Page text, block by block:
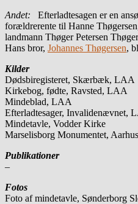
Andet: Efterladtesagen er en
forældrerente til Hanne
landmann Thøger Petersen
Hans bror, Johannes Thøgersen,
Kilder
Dødsbiregisteret, Skærbæk, LAA
Kirkebog, fødte, Ravsted, LAA
Mindeblad, LAA
Efterladtesager, Invalidenævnet,
Mindetavle, Vodder Kirke
Marselisborg Monumentet, Aarhus
Publikationer
–
Fotos
Foto af mindetavle, Sønderborg